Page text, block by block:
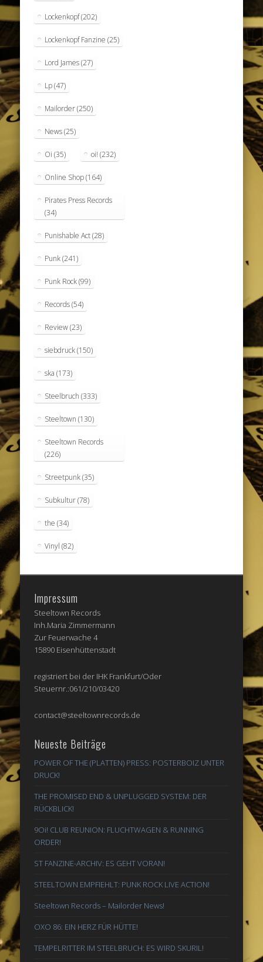
Lockenkopf(202)
Lockenkopf Fanzine (25)
Lord James(27)
Lp(47)
Mailorder(250)
News(25)
Oi (35) oi! (232)
Online Shop(164)
Pirates Press Records
(34)
Punishable Act(28)
Punk(241)
Punk Rock(99)
Records(54)
Review(23)
siebdruck(150)
ska (173)
Steelbruch (333)
Steeltown (130)
Steeltown Records
(226)
Streetpunk(35)
Subkultur(78)
the (34)
Vinyl (82)
Impressum
Steeltown Records
Inh.Maria Zimmermann
Zur Feuerwache 4
15890 Eisenhüttenstadt
registriert bei der IHK Frankfurt/Oder
Steuernr.:061/210/03420
contact@steeltownrecords.de
Neueste Beiträge
POWER OF THE (PLATTEN) PRESS: POSTERBOIZ UNTER
DRUCK!
THE PROMISED END & UNPLUGGED SYSTEM: DER
RÜCKBLICK!
9Oi! CLUB REUNION: FLUCHTWAGEN & RUNNING
ORDER!
ST FANZINE-ARCHIV: ES GEHT VORAN!
STEELTOWN EMPFIEHLT: PUNK ROCK LIVE ACTION!
Steeltown Records – Mailorder News!
OXO 86: EIN HERZ FÜR HÜTTE!
TEMPELRITTER IM STEELBRUCH: ES WIRD SKURIL!